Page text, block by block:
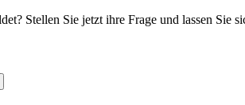
Stellen Sie jetzt ihre Frage und lassen Sie